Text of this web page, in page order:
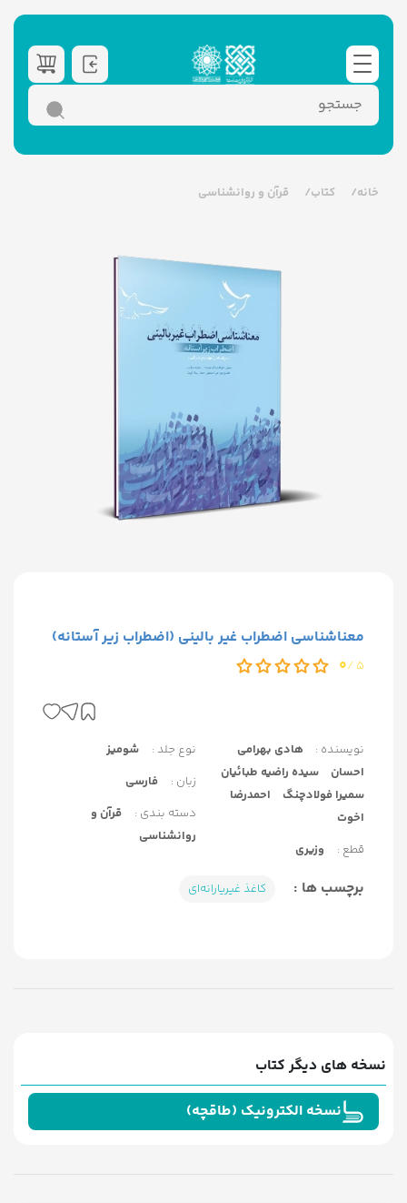
خانه کتاب قرآن و روانشناسی
معناشناسی اضطراب غیر بالینی (اضطراب زیر آستانه)
5 /
0
نویسنده :
هادی بهرامی
احسان
سیده راضیه طبائیان
سمیرا فولادچنگ
احمدرضا
اخوت
قطع :
وزیری
نوع جلد :
شومیز
زبان :
فارسی
دسته بندی :
قرآن و
روانشناسی
برچسب ها : کاغذ غیریارانه‌ای
نسخه های دیگر کتاب
نسخه الکترونیک (طاقچه)